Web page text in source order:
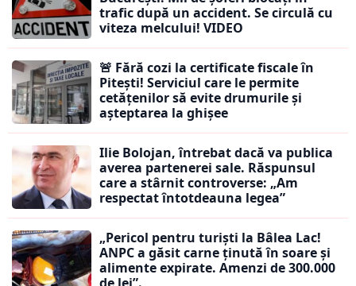
trafic după un accident. Se circulă cu
viteza melcului! VIDEO
🚨 Fără cozi la certificate fiscale în
Pitești! Serviciul care le permite
cetățenilor să evite drumurile și
așteptarea la ghișee
Ilie Bolojan, întrebat dacă va publica
averea partenerei sale. Răspunsul
care a stârnit controverse: „Am
respectat întotdeauna legea”
„Pericol pentru turiști la Bâlea Lac!
ANPC a găsit carne ținută în soare și
alimente expirate. Amenzi de 300.000